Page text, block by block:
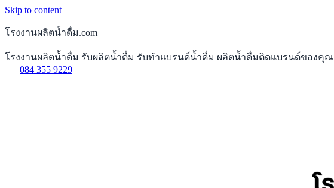
Skip to content
โรงงานผลิตน้ำดื่ม.com
โรงงานผลิตน้ำดื่ม รับผลิตน้ำดื่ม รับทำแบรนด์น้ำดื่ม ผลิตน้ำดื่มติดแบรนด์ของคุณ
084 355 9229